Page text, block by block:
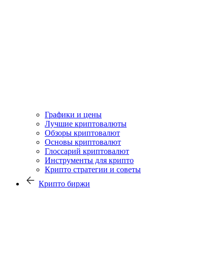
Графики и цены
Лучшие криптовалюты
Обзоры криптовалют
Основы криптовалют
Глоссарий криптовалют
Инструменты для крипто
Крипто стратегии и советы
Крипто биржи